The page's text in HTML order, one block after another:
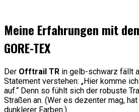
Meine Erfahrungen mit
GORE-TEX
Der Offtrail TR in gelb-schwarz fällt
Statement verstehen: „Hier komme
auf.“ Denn so fühlt sich der robuste
Straßen an. (Wer es dezenter mag,
dunklerer Farben.)